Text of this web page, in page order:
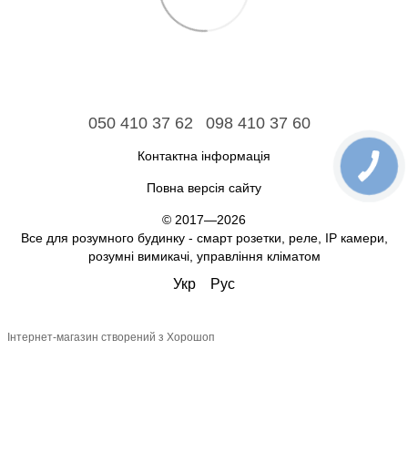
050 410 37 62 098 410 37 60
Контактна інформація
Повна версія сайту
© 2017—2026
Все для розумного будинку - смарт розетки, реле, IP камери,
розумні вимикачі, управління кліматом
Укр Рус
Інтернет-магазин створений з Хорошоп